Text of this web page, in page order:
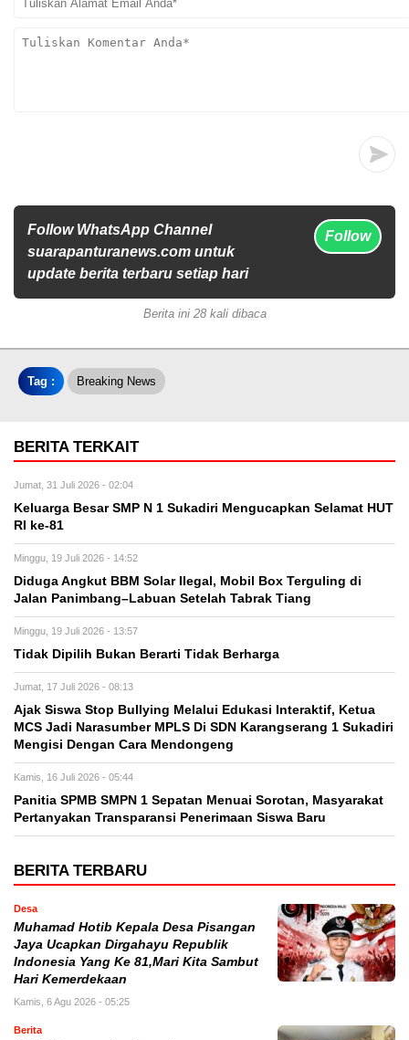
Follow WhatsApp Channel
suarapanturanews.com untuk
update berita terbaru setiap hari
Follow
Berita ini 28 kali dibaca
Tag : Breaking News
BERITA TERKAIT
Jumat, 31 Juli 2026 - 02:04
Keluarga Besar SMP N 1 Sukadiri Mengucapkan Selamat HUT
RI ke-81
Minggu, 19 Juli 2026 - 14:52
Diduga Angkut BBM Solar Ilegal, Mobil Box Terguling di
Jalan Panimbang–Labuan Setelah Tabrak Tiang
Minggu, 19 Juli 2026 - 13:57
Tidak Dipilih Bukan Berarti Tidak Berharga
Jumat, 17 Juli 2026 - 08:13
Ajak Siswa Stop Bullying Melalui Edukasi Interaktif, Ketua
MCS Jadi Narasumber MPLS Di SDN Karangserang 1 Sukadiri
Mengisi Dengan Cara Mendongeng
Kamis, 16 Juli 2026 - 05:44
Panitia SPMB SMPN 1 Sepatan Menuai Sorotan, Masyarakat
Pertanyakan Transparansi Penerimaan Siswa Baru
BERITA TERBARU
Desa
Muhamad Hotib Kepala Desa Pisangan
Jaya Ucapkan Dirgahayu Republik
Indonesia Yang Ke 81,Mari Kita Sambut
Hari Kemerdekaan
Kamis, 6 Agu 2026 - 05:25
Berita